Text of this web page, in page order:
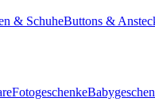
& SchuheButtons &
Fotogeschenke